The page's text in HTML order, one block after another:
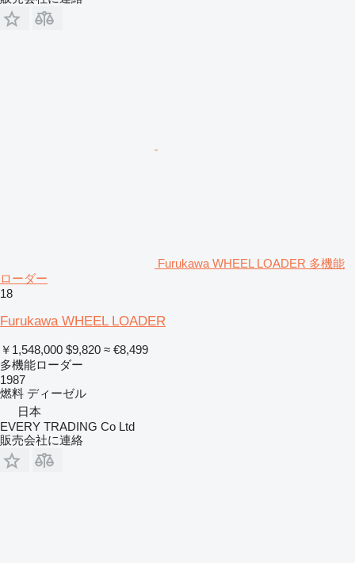
Furukawa WHEEL LOADER 多機能
ローダー
18
Furukawa WHEEL LOADER
￥1,548,000 $9,820 ≈ €8,499
多機能ローダー
1987
燃料 ディーゼル
日本
EVERY TRADING Co Ltd
販売会社に連絡